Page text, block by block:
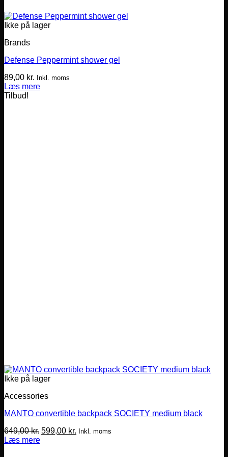
Ikke på lager
Brands
Defense Peppermint shower gel
89,00 kr. Inkl. moms
Læs mere
Tilbud!
Ikke på lager
Accessories
MANTO convertible backpack SOCIETY medium black
649,00kr. Den
599,00 kr. Den
Inkl. moms
Læs mere